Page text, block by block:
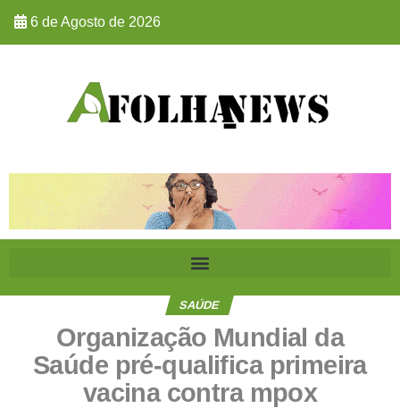
6 de Agosto de 2026
SAÚDE
Organização Mundial da
Saúde pré-qualifica primeira
vacina contra mpox